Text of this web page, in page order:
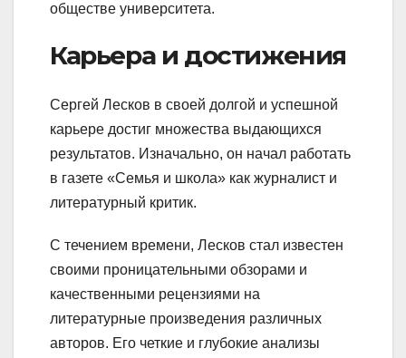
обществе университета.
Карьера и достижения
Сергей Лесков в своей долгой и успешной
карьере достиг множества выдающихся
результатов. Изначально, он начал работать
в газете «Семья и школа» как журналист и
литературный критик.
С течением времени, Лесков стал известен
своими проницательными обзорами и
качественными рецензиями на
литературные произведения различных
авторов. Его четкие и глубокие анализы